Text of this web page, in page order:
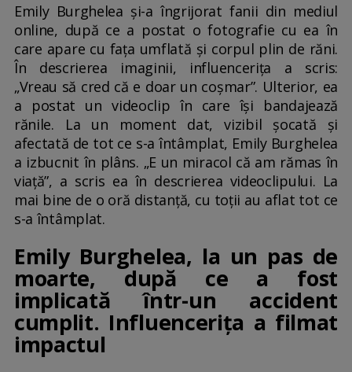
Emily Burghelea și-a îngrijorat fanii din mediul
online, după ce a postat o fotografie cu ea în
care apare cu fața umflată și corpul plin de răni.
În descrierea imaginii, influencerița a scris:
„Vreau să cred că e doar un coșmar”. Ulterior, ea
a postat un videoclip în care își bandajează
rănile. La un moment dat, vizibil șocată și
afectată de tot ce s-a întâmplat, Emily Burghelea
a izbucnit în plâns. „E un miracol că am rămas în
viață”, a scris ea în descrierea videoclipului. La
mai bine de o oră distanță, cu toții au aflat tot ce
s-a întâmplat.
Emily Burghelea, la un pas de
moarte, după ce a fost
implicată într-un accident
cumplit. Influencerița a filmat
impactul